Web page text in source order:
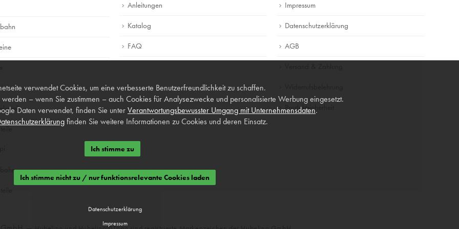
Anleitungen
Katalog
FAQ
Impressum
Datenschutzerklärung
AGB
Produktsicherheit
verwendet Cookies, um eine verbesserte Benutzerfreundlichkeit zu schaffen.
– wenn Sie zustimmen – auch Cookies für Analysezwecke und personalisierte Werbung eingesetzt.
Daten verwendet, finden Sie unterVerantwortungsbewusster Umgang mit Unternehmensdaten.
finden Sie weitere Informationen zu Cookies und deren Einsatz.
Ich stimme zu
Ich stimme nicht zu / nur funktionsrelevante Cookies laden
Datenschutzerklärung
Impressum